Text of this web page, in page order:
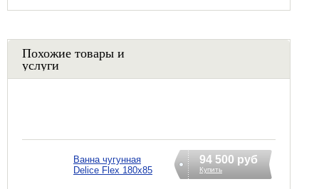
Похожие товары и
услуги
Ванна чугунная
Delice Flex 180x85
94 500 руб
Купить